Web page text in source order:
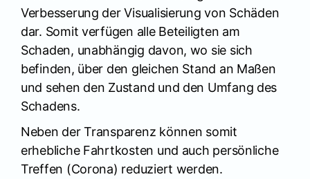
Verbesserung der Visualisierung von Schäden
dar. Somit verfügen alle Beteiligten am
Schaden, unabhängig davon, wo sie sich
befinden, über den gleichen Stand an Maßen
und sehen den Zustand und den Umfang des
Schadens.
Neben der Transparenz können somit
erhebliche Fahrtkosten und auch persönliche
Treffen (Corona) reduziert werden.